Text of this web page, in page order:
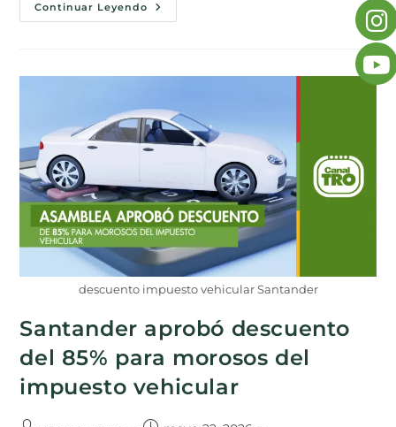
Continuar Leyendo
descuento impuesto vehicular Santander
Santander aprobó descuento
del 85% para morosos del
impuesto vehicular